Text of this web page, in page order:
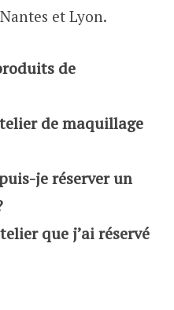
et Lyon.
de
de maquillage
je réserver un
que j’ai réservé